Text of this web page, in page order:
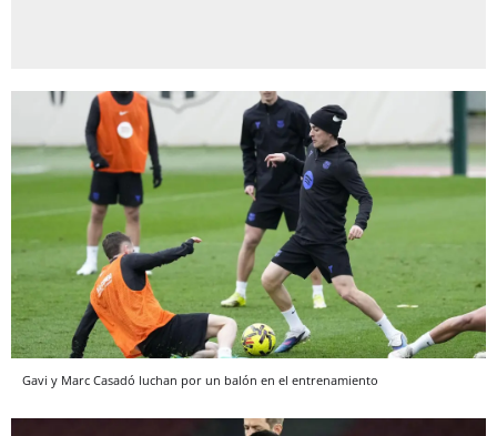
Gavi y Marc Casadó luchan por un balón en el entrenamiento